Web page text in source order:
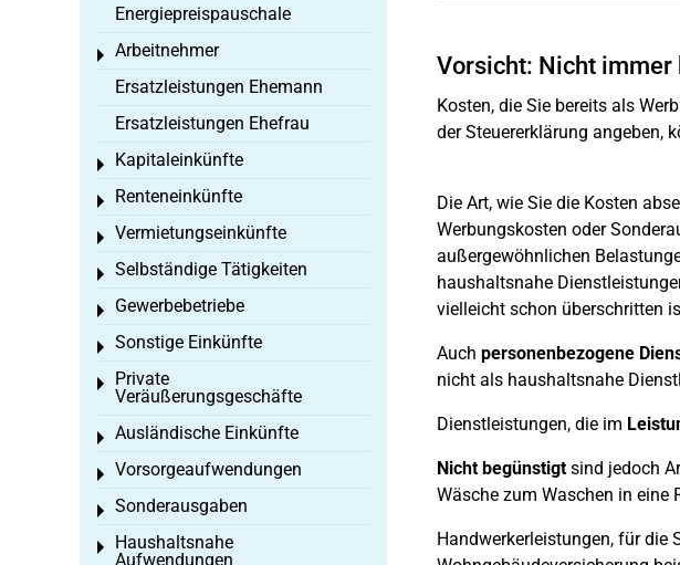
Vorsicht: Nicht immer
Kosten, die Sie bereits als
der Steuererklärung angeben,
Die Art, wie Sie die Kosten
Werbungskosten oder
außergewöhnlichen
haushaltsnahe
vielleicht schon überschritten
Auch personenbezogene
nicht als haushaltsnahe
Dienstleistungen, die im
Nicht begünstigtsind jedoch
Wäsche zum Waschen in eine
Handwerkerleistungen, für die
Energiepreispauschale
Arbeitnehmer
Toggle menu
Ersatzleistungen Ehemann
Ersatzleistungen Ehefrau
Kapitaleinkünfte
Toggle menu
Renteneinkünfte
Toggle menu
Vermietungseinkünfte
Toggle menu
Selbständige Tätigkeiten
Toggle menu
Gewerbebetriebe
Toggle menu
Sonstige Einkünfte
Toggle menu
Private
Veräußerungsgeschäfte
Toggle menu
Ausländische Einkünfte
Toggle menu
Vorsorgeaufwendungen
Toggle menu
Sonderausgaben
Toggle menu
Haushaltsnahe
Aufwendungen
Toggle menu